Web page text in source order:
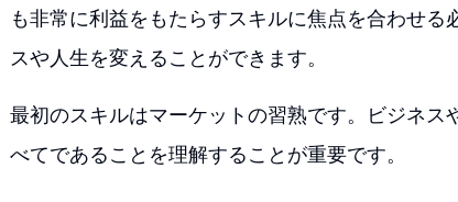
も非常に利益をもたらすスキルに焦点を合わせる
スや人生を変えることができます。
最初のスキルはマーケットの習熟です。ビジネス
べてであることを理解することが重要です。